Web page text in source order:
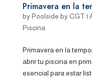
Primavera en la
byPoolside by CGT |
Piscina
Primavera en la
abrir tu piscina en
esencial para estar